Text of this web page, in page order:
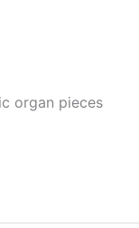
organ pieces